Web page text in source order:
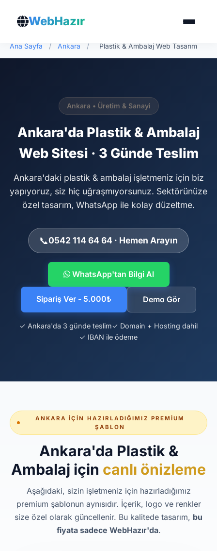
WebHazır
Ana Sayfa / Ankara / Plastik & Ambalaj Web Tasarım
Ankara • Üretim & Sanayi
Ankara'da Plastik & Ambalaj
Web Sitesi · 3 Günde Teslim
Ankara'daki plastik & ambalaj işletmeniz için biz
yapıyoruz, siz hiç uğraşmıyorsunuz. Sektörünüze
özel tasarım, WhatsApp ile kolay düzeltme.
📞0542 114 64 64 · Hemen Arayın
WhatsApp'tan Bilgi Al
Sipariş Ver - 5.000₺ Demo Gör
✓ Ankara'da 3 günde teslim✓ Domain + Hosting dahil
✓ IBAN ile ödeme
ANKARA İÇIN HAZIRLADIĞIMIZ PREMIUM
ŞABLON
Ankara'da Plastik &
Ambalaj için canlı önizleme
Aşağıdaki, sizin işletmeniz için hazırladığımız
premium şablonun aynısıdır. İçerik, logo ve renkler
size özel olarak güncellenir. Bu kalitede tasarım, bu
fiyata sadece WebHazır'da.